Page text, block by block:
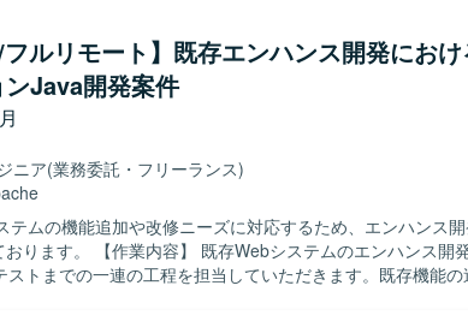
ェア、インフラ構成に関する検討や調整にも関わっていただ
から下流まで一貫して主体的に取り組める方を求めており
ログラム解析を粘り強く行える方、関係者と連携しながら安
方を歓迎いたします。新しい技術や周辺環境のキャッチアッ
の魅力】 長期にわたりエネルギー系基幹
携わることで、業務知識と技術スキルの双方を深めていただ
広い工程を担当するため、上流工程の経験を積みながら、イ
辺技術にも触れられる環境となっております。 【開発環境】 Java
発環境で、Linux上での運用となっております。Oracleや
ョブ管理ツールを利用したシステム構成となっております。
ルリモート】既存エンハンス開発にお
Java開発案件
ニア(業務委託・フリーランス)
テムの機能追加や改修ニーズに対応するため、エンハンス
のエンハンス開発において、
ストまでの一連の工程を担当していただきます。既存機能